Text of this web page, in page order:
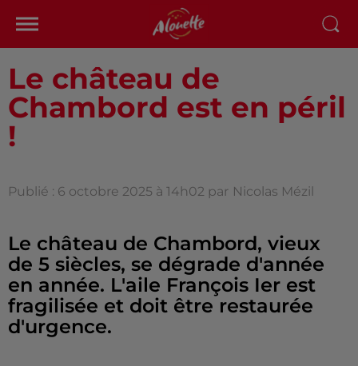
Le château de
Chambord est en péril
!
Publié : 6 octobre 2025 à 14h02 par Nicolas Mézil
Le château de Chambord, vieux
de 5 siècles, se dégrade d'année
en année. L'aile François Ier est
fragilisée et doit être restaurée
d'urgence.